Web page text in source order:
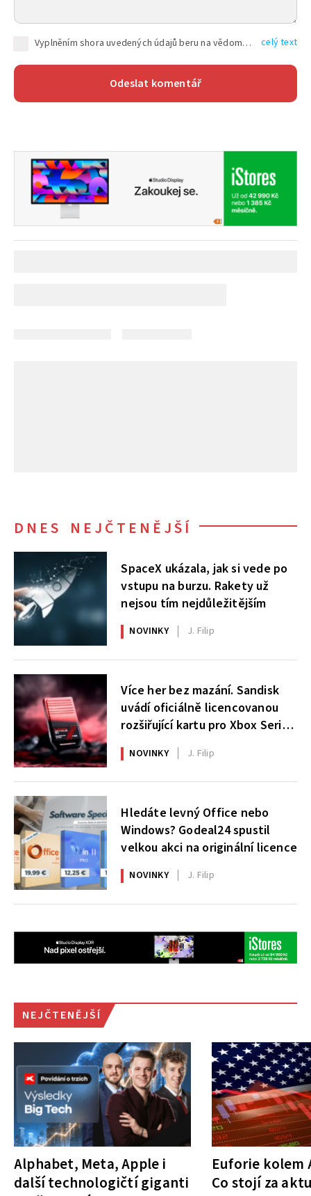
Vyplněním shora uvedených údajů beru na vědomí, že společnost TEXT FACTORY s.r.o., sídlem Brno, Durďákova 336/29, Černá Pole, PSČ: 613 00, IČ: 06157831, zapsané u Krajského soudu v Brně, oddíl C, vložka 100399, bude zpracovávat mé osobní údaje uvedené v rámci mnou vyplněného registračního formuláře na základě oprávněných zájmů TEXT FACTORY s.r.o. dle čl. 6 odst. 1 písm. f) GDPR a pro splnění právních povinností (čl. 6 odst. 1 písm. c) GDPR), a to pro tyto účely: nezbytnost zajistit oprávnění návštěvníka webových stránek provozovaných společností TEXT FACTORY s.r.o. přispívat aktivně ke zveřejněným článkům nebo v rámci diskusních fór a výkon práv TEXT FACTORY s.r.o. jako administrátora těchto diskusních fór. Více informací o zpracování osobních údajů a právech lze nalézt v celý text
DNES NEJČTENĚJŠÍ
SpaceX ukázala, jak si vede po
vstupu na burzu. Rakety už
nejsou tím nejdůležitějším
NOVINKY J. Filip
Více her bez mazání. Sandisk
uvádí oficiálně licencovanou
rozšiřující kartu pro Xbox Series
X|S
NOVINKY J. Filip
Hledáte levný Office nebo
Windows? Godeal24 spustil
velkou akci na originální licence
NOVINKY J. Filip
NEJČTENĚJŠÍ
Alphabet, Meta, Apple i
další technologičtí giganti
Euforie kolem
Co stojí za